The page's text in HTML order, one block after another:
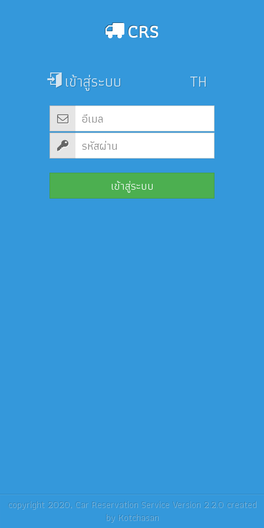
CRS
เข้าสู่ระบบ
เข้าสู่ระบบ
copyright 2020, Car Reservation Service Version 2.2.0 created
by Kotchasan